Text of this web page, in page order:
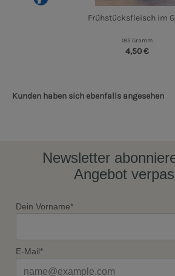
Frühstücksfleisch im
185 Gramm
4,50 €
Kunden haben sich ebenfalls angesehen
Newsletter
Angebot
Dein Vorname*
E-Mail*